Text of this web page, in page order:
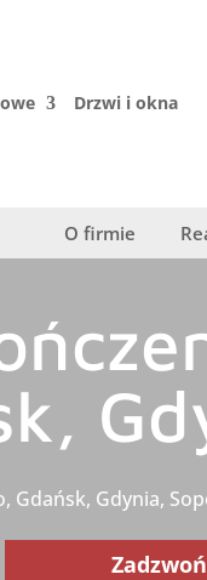
Drzwi i okna
O firmie
Gdańsk, Gdynia,